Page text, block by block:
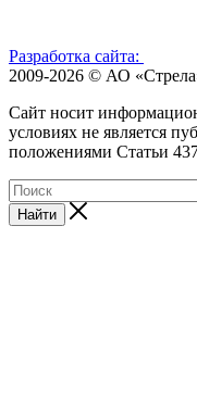
Разработка сайта:
2009-2026 © АО
Cайт носит
условиях не является
положениями Статьи
Найти